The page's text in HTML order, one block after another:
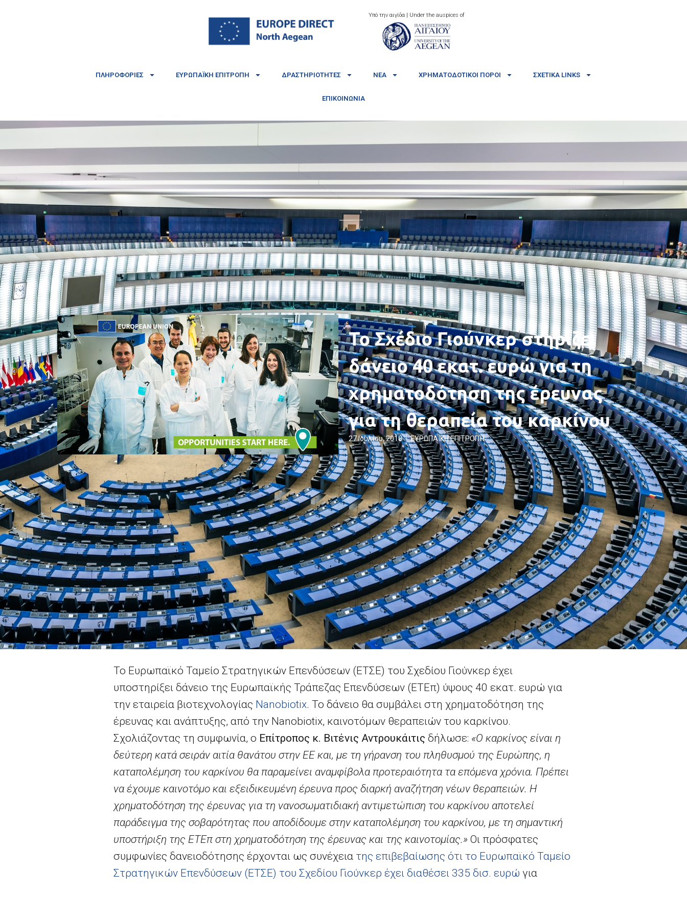
Υπό την αιγίδα | Under the auspices of
ΠΛΗΡΟΦΟΡΊΕΣ ΕΥΡΩΠΑΪΚΉ ΕΠΙΤΡΟΠΉ ΔΡΑΣΤΗΡΙΌΤΗΤΕΣ ΝΈΑ ΧΡΗΜΑΤΟΔΟΤΙΚΟΊ ΠΌΡΟΙ ΣΧΕΤΙΚΆ LINKS
ΕΠΙΚΟΙΝΩΝΊΑ
Το Σχέδιο Γιούνκερ στηρίζει
δάνειο 40 εκατ. ευρώ για τη
χρηματοδότηση της έρευνας
για τη θεραπεία του καρκίνου
27 Ιουλίου, 2018 ΕΥΡΩΠΑΪΚΗ ΕΠΙΤΡΟΠΉ
Το Ευρωπαϊκό Ταμείο Στρατηγικών Επενδύσεων (ΕΤΣΕ) του Σχεδίου Γιούνκερ έχει
υποστηρίξει δάνειο της Ευρωπαϊκής Τράπεζας Επενδύσεων (ΕΤΕπ) ύψους 40 εκατ. ευρώ για
την εταιρεία βιοτεχνολογίας Nanobiotix. Το δάνειο θα συμβάλει στη χρηματοδότηση της
έρευνας και ανάπτυξης, από την Nanobiotix, καινοτόμων θεραπειών του καρκίνου.
Σχολιάζοντας τη συμφωνία, ο Επίτροπος κ. Βιτένις Αντρουκάιτις δήλωσε: «Ο καρκίνος είναι η
δεύτερη κατά σειράν αιτία θανάτου στην ΕΕ και, με τη γήρανση του πληθυσμού της Ευρώπης, η
καταπολέμηση του καρκίνου θα παραμείνει αναμφίβολα προτεραιότητα τα επόμενα χρόνια. Πρέπει
να έχουμε καινοτόμο και εξειδικευμένη έρευνα προς διαρκή αναζήτηση νέων θεραπειών. Η
χρηματοδότηση της έρευνας για τη νανοσωματιδιακή αντιμετώπιση του καρκίνου αποτελεί
παράδειγμα της σοβαρότητας που αποδίδουμε στην καταπολέμηση του καρκίνου, με τη σημαντική
υποστήριξη της ΕΤΕπ στη χρηματοδότηση της έρευνας και της καινοτομίας.» Οι πρόσφατες
συμφωνίες δανειοδότησης έρχονται ως συνέχεια της επιβεβαίωσης ότι το Ευρωπαϊκό Ταμείο
Στρατηγικών Επενδύσεων (ΕΤΣΕ) του Σχεδίου Γιούνκερ έχει διαθέσει 335 δισ. ευρώ για